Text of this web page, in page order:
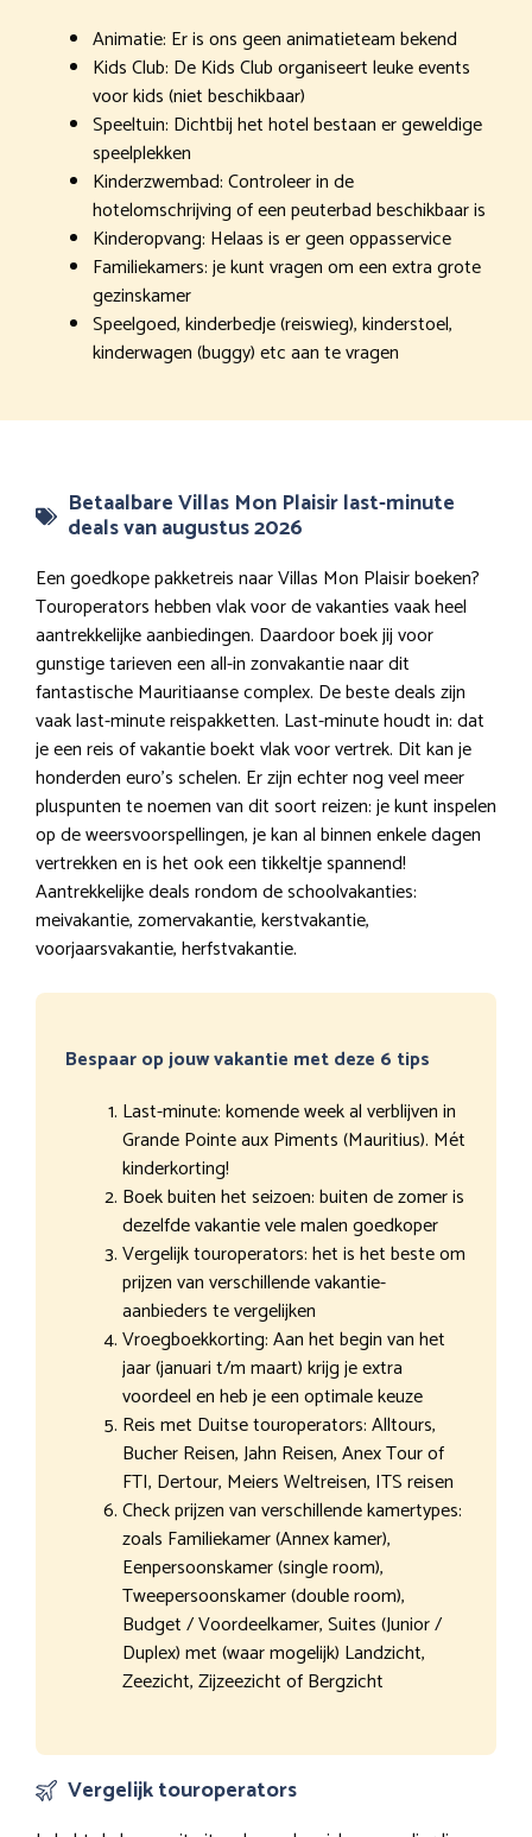
Animatie: Er is ons geen animatieteam bekend
Kids Club: De Kids Club organiseert leuke events
voor kids (niet beschikbaar)
Speeltuin: Dichtbij het hotel bestaan er geweldige
speelplekken
Kinderzwembad: Controleer in de
hotelomschrijving of een peuterbad beschikbaar is
Kinderopvang: Helaas is er geen oppasservice
Familiekamers: je kunt vragen om een extra grote
gezinskamer
Speelgoed, kinderbedje (reiswieg), kinderstoel,
kinderwagen (buggy) etc aan te vragen
Betaalbare Villas Mon Plaisir last-minute
deals van augustus 2026
Een goedkope pakketreis naar Villas Mon Plaisir boeken?
Touroperators hebben vlak voor de vakanties vaak heel
aantrekkelijke aanbiedingen. Daardoor boek jij voor
gunstige tarieven een all-in zonvakantie naar dit
fantastische Mauritiaanse complex. De beste deals zijn
vaak last-minute reispakketten. Last-minute houdt in: dat
je een reis of vakantie boekt vlak voor vertrek. Dit kan je
honderden euro’s schelen. Er zijn echter nog veel meer
pluspunten te noemen van dit soort reizen: je kunt inspelen
op de weersvoorspellingen, je kan al binnen enkele dagen
vertrekken en is het ook een tikkeltje spannend!
Aantrekkelijke deals rondom de schoolvakanties:
meivakantie, zomervakantie, kerstvakantie,
voorjaarsvakantie, herfstvakantie.
Bespaar op jouw vakantie met deze 6 tips
Last-minute: komende week al verblijven in
Grande Pointe aux Piments (Mauritius). Mét
kinderkorting!
Boek buiten het seizoen: buiten de zomer is
dezelfde vakantie vele malen goedkoper
Vergelijk touroperators: het is het beste om
prijzen van verschillende vakantie-
aanbieders te vergelijken
Vroegboekkorting: Aan het begin van het
jaar (januari t/m maart) krijg je extra
voordeel en heb je een optimale keuze
Reis met Duitse touroperators: Alltours,
Bucher Reisen, Jahn Reisen, Anex Tour of
FTI, Dertour, Meiers Weltreisen, ITS reisen
Check prijzen van verschillende kamertypes:
zoals Familiekamer (Annex kamer),
Eenpersoonskamer (single room),
Tweepersoonskamer (double room),
Budget / Voordeelkamer, Suites (Junior /
Duplex) met (waar mogelijk) Landzicht,
Zeezicht, Zijzeezicht of Bergzicht
Vergelijk touroperators